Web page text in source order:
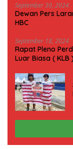
September 30, 2024
Dewan Pers
HBC
September 18, 2024
Rapat Pleno
Luar Biasa ( KLB